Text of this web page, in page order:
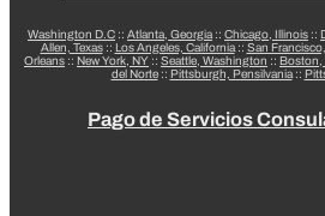
Washington D.C :: Atlanta, Georgia:: Chicago, Illinois ::
Allen, Texas:: Los Angeles, California:: San
Orleans :: New York, NY :: Seattle, Washington :: Boston,
del Norte:: Pittsburgh, Pensilvania::
Pago de Servicios